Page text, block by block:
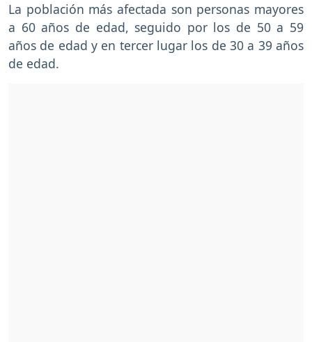
La población más afectada son personas mayores
a 60 años de edad, seguido por los de 50 a 59
años de edad y en tercer lugar los de 30 a 39 años
de edad.